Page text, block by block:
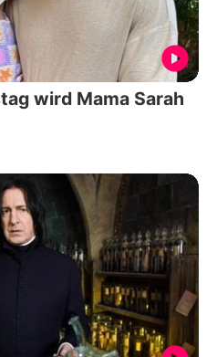
wird Mama Sarah